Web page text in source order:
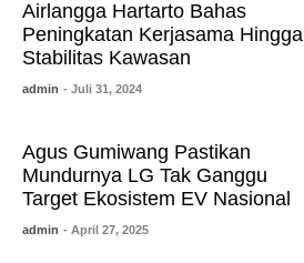
Airlangga Hartarto Bahas
Peningkatan Kerjasama Hingga
Stabilitas Kawasan
admin - Juli 31, 2024
Agus Gumiwang Pastikan
Mundurnya LG Tak Ganggu
Target Ekosistem EV Nasional
admin - April 27, 2025